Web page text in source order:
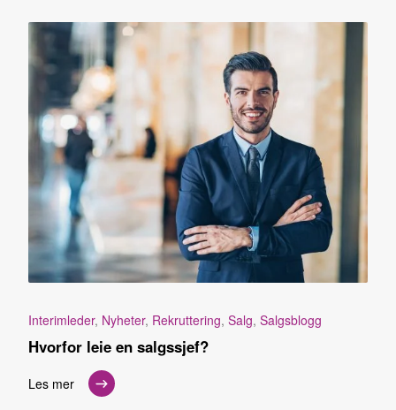
Interimleder, Nyheter, Rekruttering, Salg, Salgsblogg
Hvorfor leie en salgssjef?
Les mer